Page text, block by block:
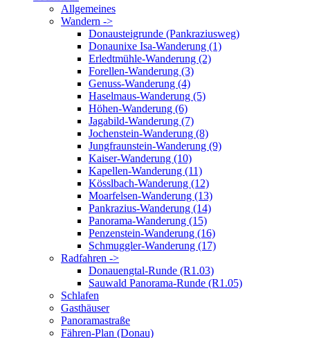
Allgemeines
Wandern ->
Donausteigrunde (Pankraziusweg)
Donaunixe Isa-Wanderung (1)
Erledtmühle-Wanderung (2)
Forellen-Wanderung (3)
Genuss-Wanderung (4)
Haselmaus-Wanderung (5)
Höhen-Wanderung (6)
Jagabild-Wanderung (7)
Jochenstein-Wanderung (8)
Jungfraunstein-Wanderung (9)
Kaiser-Wanderung (10)
Kapellen-Wanderung (11)
Kösslbach-Wanderung (12)
Moarfelsen-Wanderung (13)
Pankrazius-Wanderung (14)
Panorama-Wanderung (15)
Penzenstein-Wanderung (16)
Schmuggler-Wanderung (17)
Radfahren ->
Donauengtal-Runde (R1.03)
Sauwald Panorama-Runde (R1.05)
Schlafen
Gasthäuser
Panoramastraße
Fähren-Plan (Donau)